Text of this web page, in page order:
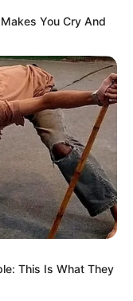
You Cry And
This Is What They